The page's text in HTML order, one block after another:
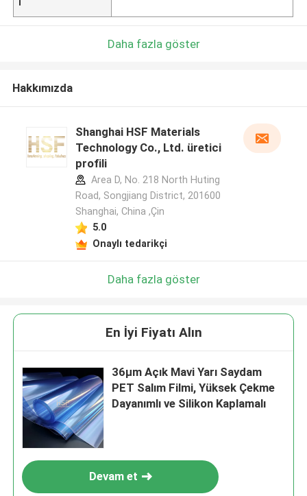
Daha fazla göster
Hakkımızda
Shanghai HSF Materials
Technology Co., Ltd. üretici
profili
Area D, No. 218 North Huting
Road, Songjiang District, 201600
Shanghai, China ,Çin
5.0
Onaylı tedarikçi
Daha fazla göster
En İyi Fiyatı Alın
36µm Açık Mavi Yarı Saydam
PET Salım Filmi, Yüksek Çekme
Dayanımlı ve Silikon Kaplamalı
Devam et